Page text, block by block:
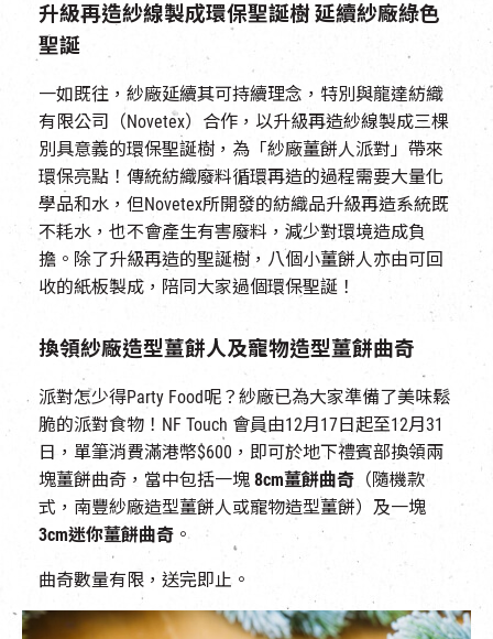
升級再造紗線製成環保聖誕樹 延續紗廠綠色
聖誕
一如既往，紗廠延續其可持續理念，特別與龍達紡織
有限公司（Novetex）合作，以升級再造紗線製成三棵
別具意義的環保聖誕樹，為「紗廠薑餅人派對」帶來
環保亮點！傳統紡織廢料循環再造的過程需要大量化
學品和水，但Novetex所開發的紡織品升級再造系統既
不耗水，也不會產生有害廢料，減少對環境造成負
擔。除了升級再造的聖誕樹，八個小薑餅人亦由可回
收的紙板製成，陪同大家過個環保聖誕！
換領紗廠造型薑餅人及寵物造型薑餅曲奇
派對怎少得Party Food呢？紗廠已為大家準備了美味鬆
脆的派對食物！NF Touch 會員由12月17日起至12月31
日，單筆消費滿港幣$600，即可於地下禮賓部換領兩
塊薑餅曲奇，當中包括一塊 8cm薑餅曲奇 （隨機款
式，南豐紗廠造型薑餅人或寵物造型薑餅）及一塊
3cm迷你薑餅曲奇 。
曲奇數量有限，送完即止。